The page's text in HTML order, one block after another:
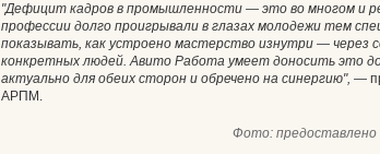
"Дефицит кадров в промышленности — это во многом и
профессии долго проигрывали в глазах молодежи тем
показывать, как устроено мастерство изнутри — через
конкретных людей. Авито Работа умеет доносить это
актуально для обеих сторон и обречено на синергию", —
АРПМ.
Фото: предоставлено